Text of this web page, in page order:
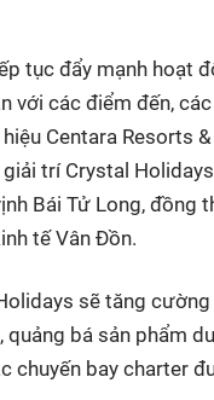
tục đẩy mạnh hoạt
với các điểm đến,
Centara Resorts
trí Crystal
Bái Tử Long,
tế Vân Đồn.
sẽ tăng
bá sản phẩm
chuyến bay charter